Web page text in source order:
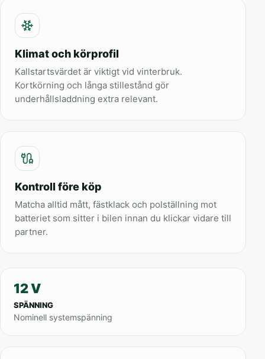
Klimat och körprofil
Kallstartsvärdet är viktigt vid vinterbruk.
Kortkörning och långa stillestånd gör
underhållsladdning extra relevant.
Kontroll före köp
Matcha alltid mått, fästklack och polställning mot
batteriet som sitter i bilen innan du klickar vidare till
partner.
12 V
SPÄNNING
Nominell systemspänning